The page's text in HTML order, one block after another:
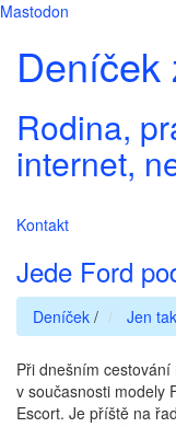
Mastodon
Deníček
Rodina,
internet,
Kontakt
Jede Ford
Deníček / Jen tak
Při dnešním
v současnosti modely
Escort. Je příště na